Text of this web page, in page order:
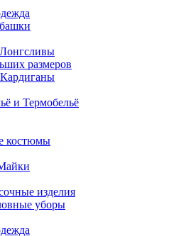
размеров
и Термобельё
костюмы
изделия
уборы